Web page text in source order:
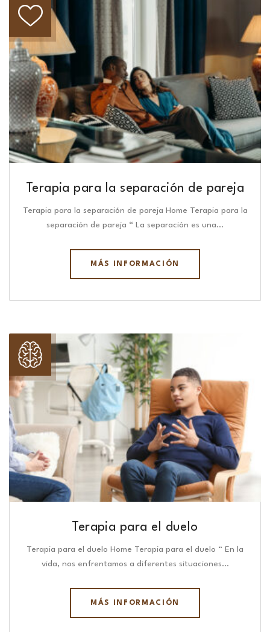
Terapia para la separación de pareja
Terapia para la separación de pareja Home Terapia para la
separación de pareja “ La separación es una…
MÁS INFORMACIÓN
Terapia para el duelo
Terapia para el duelo Home Terapia para el duelo “ En la
vida, nos enfrentamos a diferentes situaciones…
MÁS INFORMACIÓN